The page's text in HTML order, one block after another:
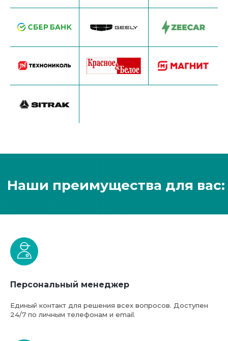
Персональный менеджер
Единый контакт для решения всех вопросов. Доступен
24/7 по личным телефонам и email.